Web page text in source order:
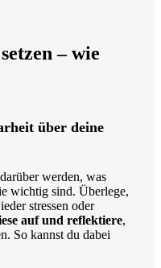
– wie
über deine
werden, was
wichtig sind. Überlege,
stressen oder
auf und reflektiere,
So kannst du dabei